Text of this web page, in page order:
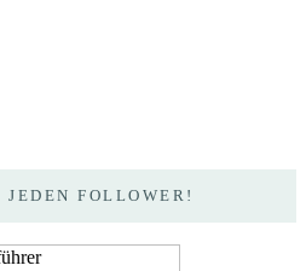
FOLLOWER!